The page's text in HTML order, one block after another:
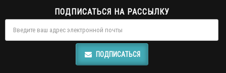
ПОДПИСАТЬСЯ НА РАССЫЛКУ
ПОДПИСАТЬСЯ